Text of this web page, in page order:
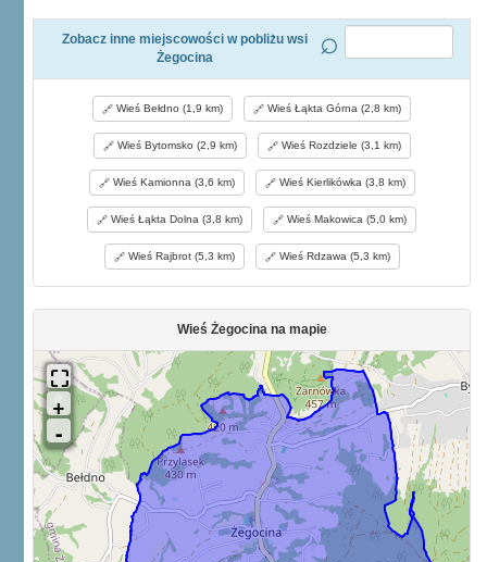
Zobacz inne miejscowości w pobliżu wsi
Żegocina
Wieś Bełdno (1,9 km) Wieś Łąkta Górna (2,8 km)
Wieś Bytomsko (2,9 km) Wieś Rozdziele (3,1 km)
Wieś Kamionna (3,6 km) Wieś Kierlikówka (3,8 km)
Wieś Łąkta Dolna (3,8 km) Wieś Makowica (5,0 km)
Wieś Rajbrot (5,3 km) Wieś Rdzawa (5,3 km)
Wieś Żegocina na mapie